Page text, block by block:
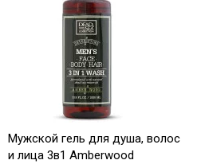
Мужской гель для душа, волос
и лица 3в1 Amberwood